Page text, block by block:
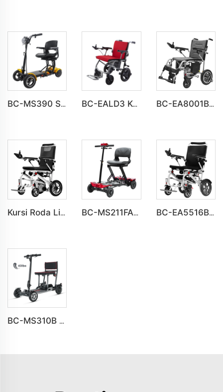
BC-MS390 Skuter Lipat Segala Medan 4 Roda untuk Penyandang Disabilitas dan Lansia BC-EALD3 Kursi Roda Listrik Lipat Ter ringan dari Bahan Alumunium untuk Perjalanan BC-EA8001B Kursi Roda Listrik Berbahan Alumunium untuk Penyandang Disabilitas
Kursi Roda Listrik Lipat Ringan BC-EA5516C Untuk Dewasa BC-MS211FAF Penuh Otomatis Lipat Listrik 4 Roda Mobilitas Scooter untuk Dewasa BC-EA5516B Kursi Roda Listrik Ringan dengan Kontrol Jarak Jauh untuk Penyandang Disabilitas
BC-MS310B Desain Baru Premium Skuter Mobilitas 4 Roda Ultra-Ringan untuk Lansia